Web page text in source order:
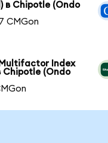
в Chipotle (Ondo
CMGon
Multifactor Index
Chipotle (Ondo